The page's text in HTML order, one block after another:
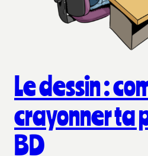
Le dessin :
crayonner ta
BD